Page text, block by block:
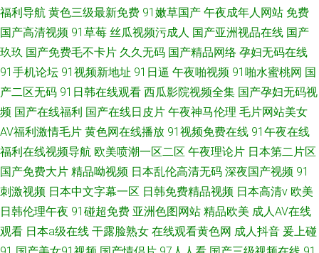
福利导航 黄色三级最新免费 91嫩草国产 午夜成年人网站 免费
国产高清视频 91草莓 丝瓜视频污成人 国产亚洲视品在线 国产
玖玖 国产免费毛不卡片 久久无码 国产精品网络 孕妇无码在线
91手机论坛 91视频新地址 91日逼 午夜啪视频 91啪水蜜桃网 国
产二区无码 91日韩在线观看 西瓜影院视频全集 国产孕妇无码视
频 国产在线福利 国产在线日皮片 午夜神马伦理 毛片网站美女
AV福利激情毛片 黄色网在线播放 91视频免费在线 91午夜在线
福利在线视频导航 欧美喷潮一区二区 午夜理论片 日本第二片区
国产免费大片 精品呦视频 日本乱伦高清无码 深夜国产视频 91
刺激视频 日本中文字幕一区 日韩免费精品视频 日本高清v 欧美
日韩伦理午夜 91碰超免费 亚洲色图网站 精品欧美 成人AV在线
观看 日本a级在线 干露脸熟女 在线观看黄色网 成人抖音 爰上碰